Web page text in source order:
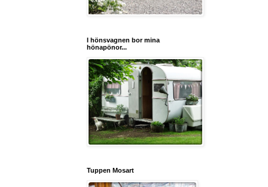
I hönsvagnen bor mina
hönapönor...
Tuppen Mosart